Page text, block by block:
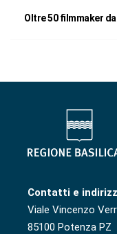
Oltre 50 filmmaker
Contatti e
Viale Vincenzo
85100 Potenza PZ